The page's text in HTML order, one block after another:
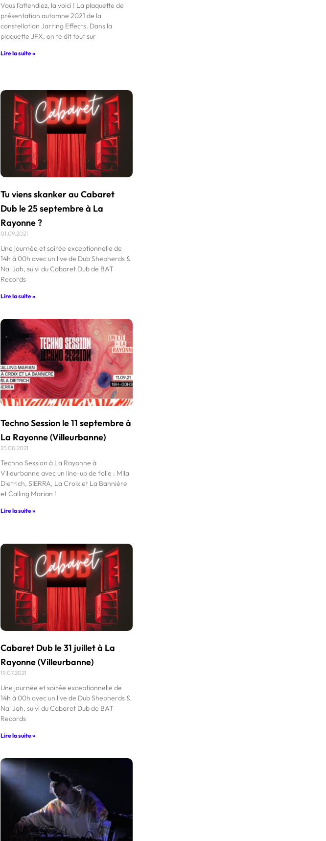
Vous l’attendiez, la voici ! La plaquette de
présentation automne 2021 de la
constellation Jarring Effects. Dans la
plaquette JFX, on te dit tout sur
Lire la suite »
Tu viens skanker au Cabaret
Dub le 25 septembre à La
Rayonne ?
01.09.2021
Une journée et soirée exceptionnelle de
14h à 00h avec un live de Dub Shepherds &
Nai Jah, suivi du Cabaret Dub de BAT
Records
Lire la suite »
Techno Session le 11 septembre à
La Rayonne (Villeurbanne)
25.08.2021
Techno Session à La Rayonne à
Villeurbanne avec un line-up de folie : Mila
Dietrich, SIERRA, La Croix et La Bannière
et Calling Marian !
Lire la suite »
Cabaret Dub le 31 juillet à La
Rayonne (Villeurbanne)
19.07.2021
Une journée et soirée exceptionnelle de
14h à 00h avec un live de Dub Shepherds &
Nai Jah, suivi du Cabaret Dub de BAT
Records
Lire la suite »